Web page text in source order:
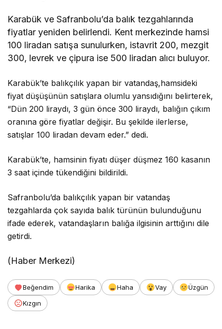
Karabük ve Safranbolu’da balık tezgahlarında
fiyatlar yeniden belirlendi. Kent merkezinde hamsi
100 liradan satışa sunulurken, istavrit 200, mezgit
300, levrek ve çipura ise 500 liradan alıcı buluyor.
Karabük’te balıkçılık yapan bir vatandaş,hamsideki
fiyat düşüşünün satışlara olumlu yansıdığını belirterek,
“Dün 200 liraydı, 3 gün önce 300 liraydı, balığın çıkım
oranına göre fiyatlar değişir. Bu şekilde ilerlerse,
satışlar 100 liradan devam eder.” dedi.
Karabük’te, hamsinin fiyatı düşer düşmez 160 kasanın
3 saat içinde tükendiğini bildirildi.
Safranbolu’da balıkçılık yapan bir vatandaş
tezgahlarda çok sayıda balık türünün bulunduğunu
ifade ederek, vatandaşların balığa ilgisinin arttığını dile
getirdi.
(Haber Merkezi)
Beğendim Harika Haha Vay
Üzgün
Kızgın